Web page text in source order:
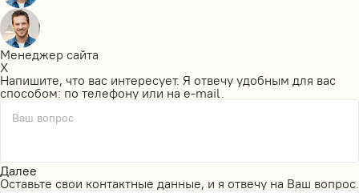
Менеджер сайта
X
Напишите, что вас интересует. Я отвечу удобным для вас
способом: по телефону или на e-mail.
Ваш вопрос
Далее
Оставьте свои контактные данные, и я отвечу на Ваш вопрос.